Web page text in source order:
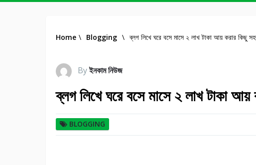
Home \ Blogging \ ব্লগ লিখে ঘরে বসে মাসে ২ লাখ টাকা আয় করার কিছু
Byইনকাম নিউজ
ব্লগ লিখে ঘরে বসে মাসে ২ লাখ টাকা
BLOGGING